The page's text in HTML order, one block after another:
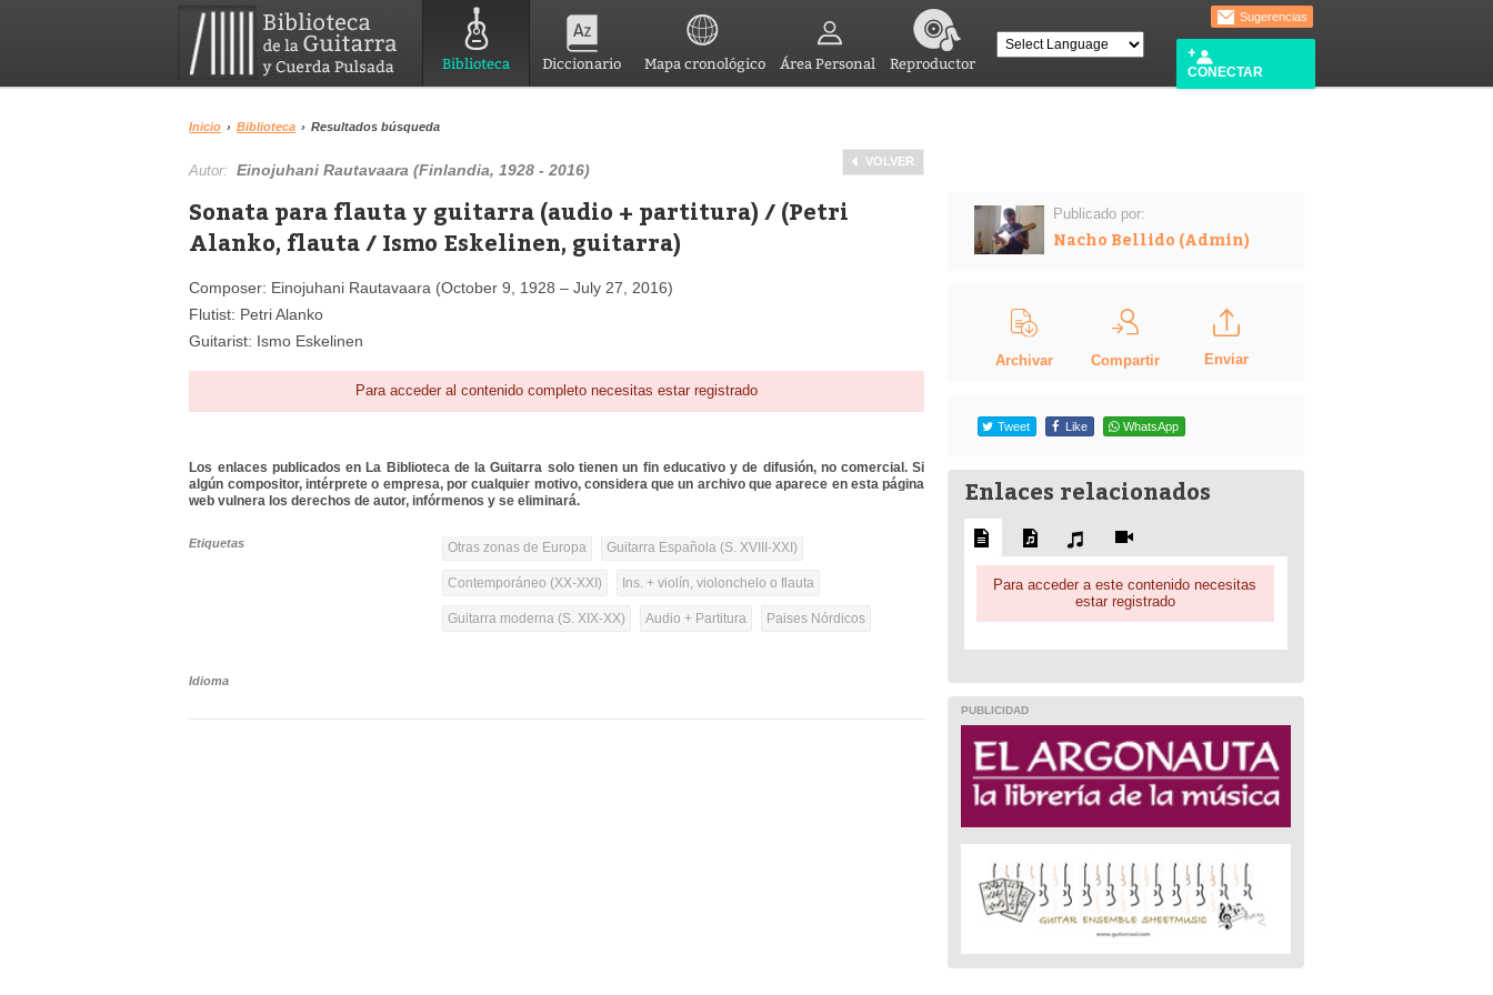
Biblioteca Diccionario Mapa cronológico Área Personal Reproductor
Sugerencias
CONECTAR
Inicio › Biblioteca › Resultados búsqueda
VOLVER
Autor:Einojuhani Rautavaara (Finlandia, 1928 - 2016)
Sonata para flauta y guitarra (audio + partitura) / (Petri
Alanko, flauta / Ismo Eskelinen, guitarra)
Composer: Einojuhani Rautavaara (October 9, 1928 – July 27, 2016)
Flutist: Petri Alanko
Guitarist: Ismo Eskelinen
Para acceder al contenido completo necesitas estar registrado
Los enlaces publicados en La Biblioteca de la Guitarra solo tienen un fin educativo y de difusión, no comercial. Si
algún compositor, intérprete o empresa, por cualquier motivo, considera que un archivo que aparece en esta página
web vulnera los derechos de autor, infórmenos y se eliminará.
Etiquetas Otras zonas de Europa Guitarra Española (S. XVIII-XXI)
Contemporáneo (XX-XXI) Ins. + violín, violonchelo o flauta
Guitarra moderna (S. XIX-XX) Audio + Partitura Paises Nórdicos
Idioma
Publicado por:
Nacho Bellido (Admin)
Archivar Compartir Enviar
Tweet Like WhatsApp
Enlaces relacionados
Para acceder a este contenido necesitas
estar registrado
PUBLICIDAD